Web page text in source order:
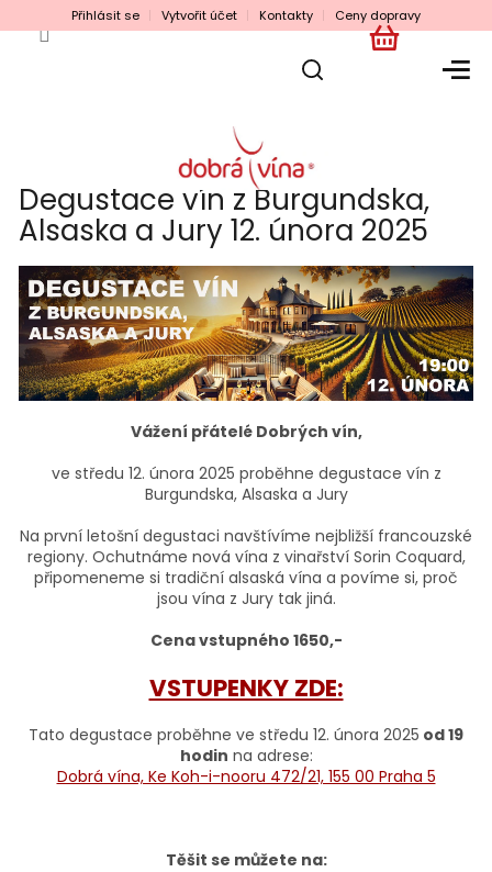
na
Přihlásit se Vytvořit účet Kontakty Ceny dopravy
NÁKUPNÍ
Degustace vín z Burgundska,
Alsaska a Jury 12. února 2025
Vážení přátelé Dobrých vín,
ve středu 12. února 2025 proběhne degustace vín z
Burgundska, Alsaska a Jury
Na první letošní degustaci navštívíme nejbližší francouzské
regiony. Ochutnáme nová vína z vinařství Sorin Coquard,
připomeneme si tradiční alsaská vína a povíme si, proč
jsou vína z Jury tak jiná.
Cena vstupného 1650,-
VSTUPENKY ZDE:
Tato degustace proběhne ve středu 12. února 2025 od 19
hodin na adrese:
Dobrá vína, Ke Koh-i-nooru 472/21, 155 00 Praha 5
Těšit se můžete na: